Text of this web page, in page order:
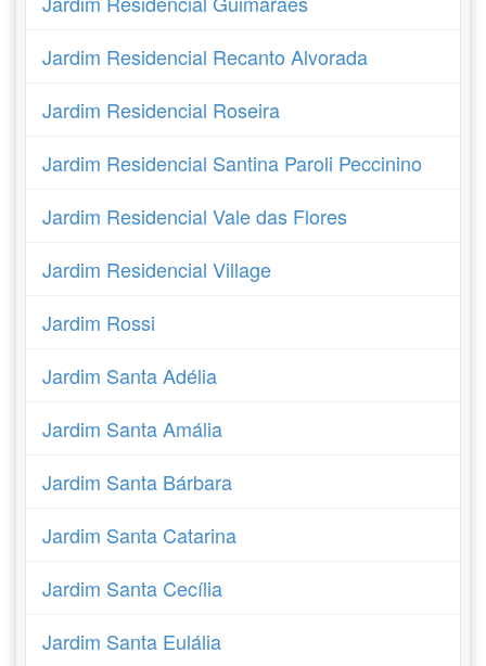
Jardim Residencial Recanto Alvorada
Jardim Residencial Roseira
Jardim Residencial Santina Paroli Peccinino
Jardim Residencial Vale das Flores
Jardim Residencial Village
Jardim Rossi
Jardim Santa Adélia
Jardim Santa Amália
Jardim Santa Bárbara
Jardim Santa Catarina
Jardim Santa Cecília
Jardim Santa Eulália